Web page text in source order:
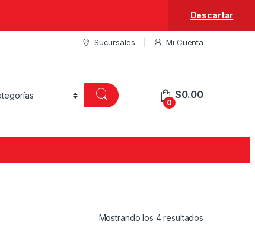
Descartar
Sucursales Mi Cuenta
0
$0.00
Mostrando los 4 resultados